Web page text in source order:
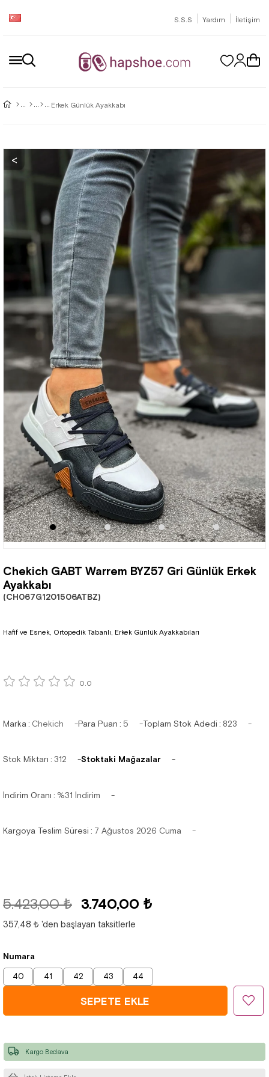
S.S.S | Yardım | İletişim
Erkek Günlük Ayakkabı
Chekich GABT Warrem BYZ57 Gri Günlük Erkek
Ayakkabı
(CH067G1201506ATBZ)
Hafif ve Esnek, Ortopedik Tabanlı, Erkek Günlük Ayakkabıları
0.0
Marka : Chekich Para Puan : 5 Toplam Stok Adedi : 823
Stok Miktarı : 312 Stoktaki Mağazalar
İndirim Oranı : %31 İndirim
Kargoya Teslim Süresi : 7 Ağustos 2026 Cuma
5.423,00 ₺ 3.740,00 ₺
357,48 ₺ 'den başlayan taksitlerle
Numara
40 41 42 43 44
Kargo Bedava